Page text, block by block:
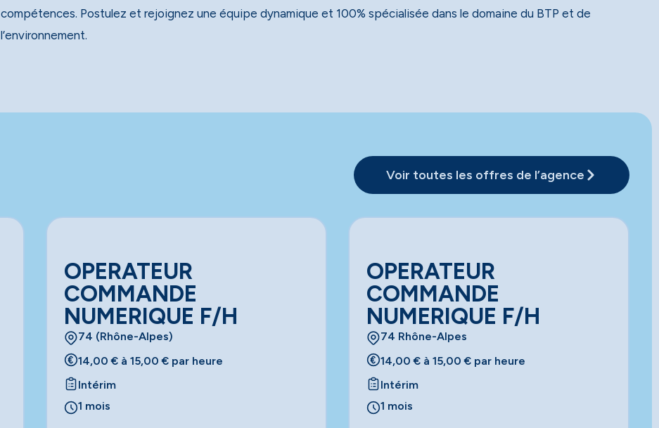
compétences. Postulez et rejoignez une équipe dynamique et 100% spécialisée dans le domaine du BTP et de
l’environnement.
Voir toutes les offres de l’agence
OPERATEUR
COMMANDE
NUMERIQUE F/H
74 (Rhône-Alpes)
14,00 € à 15,00 € par heure
Intérim
1 mois
OPERATEUR
COMMANDE
NUMERIQUE F/H
74 Rhône-Alpes
14,00 € à 15,00 € par heure
Intérim
1 mois